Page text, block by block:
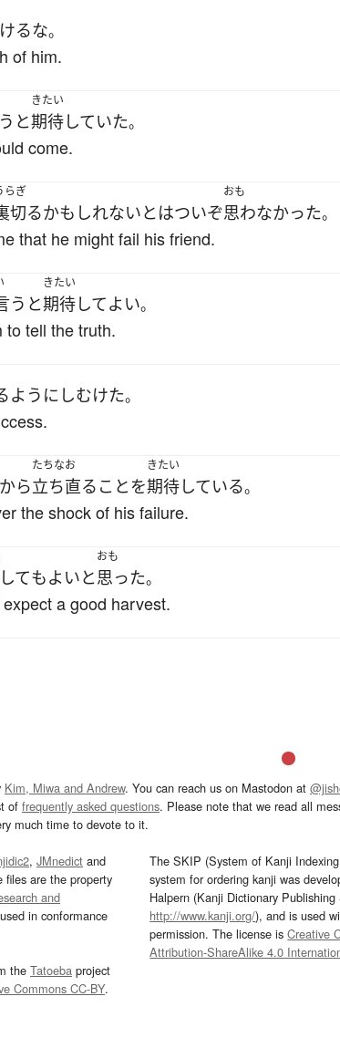
るな。
of him.
と
きたい
期待していた。
come.
らぎ
切るかもしれないとはついぞ
おも
思わなかった。
that he might fail his friend.
う と
きたい
期待してよい。
to tell the truth.
ように しむけた。
から
たちなお
立ち直る ことを
きたい
期待している。
the shock of his failure.
してもよいと
おも
思った。
a good harvest.
Kim, Miwa and Andrew. You can reach us on Mastodon at
of frequently asked questions. Please note that we read all
much time to devote to it.
, JMnedict and
files are the property
and
in conformance
the Tatoeba project
Commons CC-BY.
The SKIP (System of Kanji
system for ordering kanji was
Halpern (Kanji Dictionary
http://www.kanji.org/), and is used
permission. The license isCreative
Attribution-ShareAlike 4.0